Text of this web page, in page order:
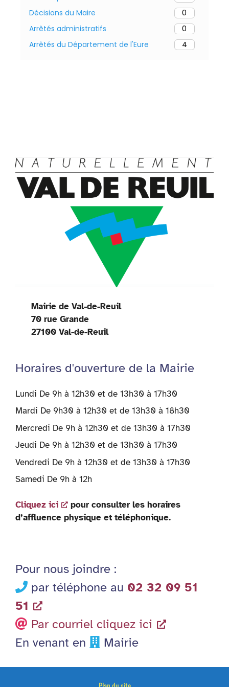
Décisions du Maire
0
Arrêtés administratifs
0
Arrêtés du Département de l'Eure
4
Mairie de Val-de-Reuil
70 rue Grande
27100 Val-de-Reuil
Horaires d'ouverture de la Mairie
Lundi De 9h à 12h30 et de 13h30 à 17h30
Mardi De 9h30 à 12h30 et de 13h30 à 18h30
Mercredi De 9h à 12h30 et de 13h30 à 17h30
Jeudi De 9h à 12h30 et de 13h30 à 17h30
Vendredi De 9h à 12h30 et de 13h30 à 17h30
Samedi De 9h à 12h
Cliquez ici
pour consulter les horaires
d’affluence physique et téléphonique.
Pour nous joindre :
par téléphone au 02 32 09 51
51
Par courriel cliquez ici
En venant en
Mairie